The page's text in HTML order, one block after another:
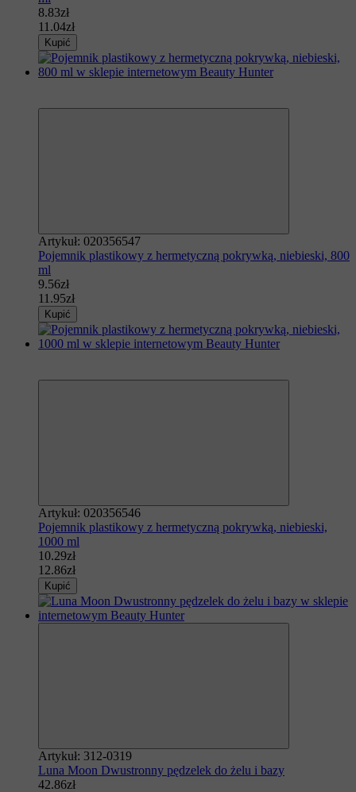
8.83zł
11.04zł
Kupić
Artykuł: 020356547
Pojemnik plastikowy z hermetyczną pokrywką, niebieski, 800
ml
9.56zł
11.95zł
Kupić
Artykuł: 020356546
Pojemnik plastikowy z hermetyczną pokrywką, niebieski,
1000 ml
10.29zł
12.86zł
Kupić
Artykuł: 312-0319
Luna Moon Dwustronny pędzelek do żelu i bazy
42.86zł